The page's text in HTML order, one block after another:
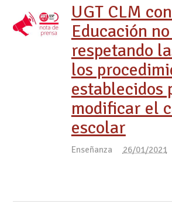
UGT CLM
Educación
respetando
los
establecidos
modificar el
escolar
Enseñanza 26/01/2021